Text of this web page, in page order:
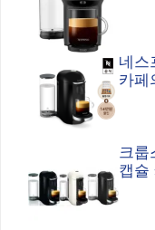
네스
카페
크룹
캡슐